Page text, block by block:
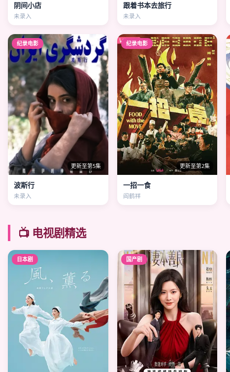
阴间小店
未录入
跟着书本去旅行
未录入
纪录电影
更新至第5集
波斯行
未录入
纪录电影
更新至第2集
一招一食
阎鹤祥
📺 电视剧精选
日本剧 国产剧